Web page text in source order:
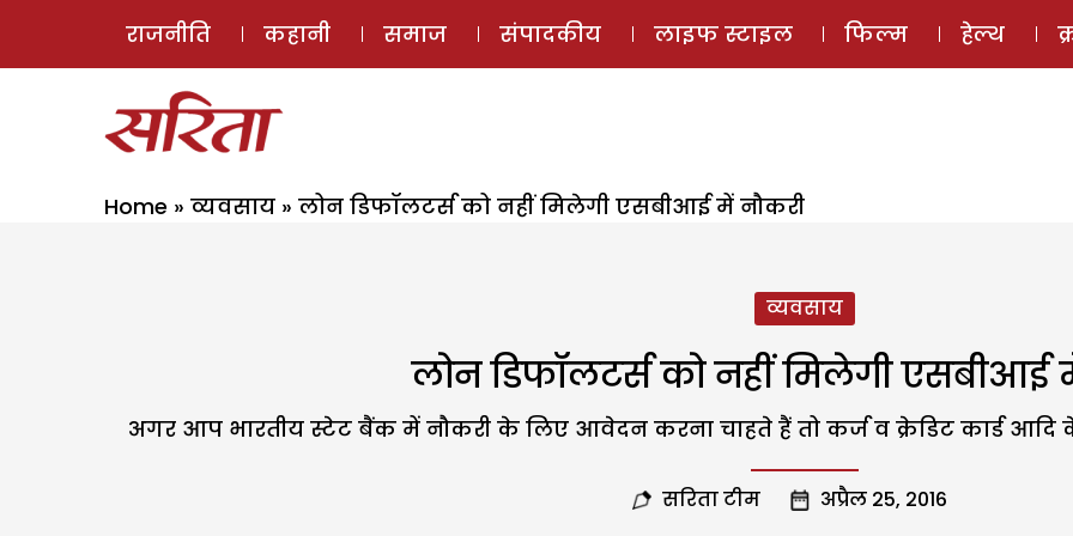
ई-मैगज़ीन
राजनीति कहानी समाज संपादकीय लाइफ स्टाइल फिल्म हेल्थ
Home » व्यवसाय » लोन डिफॉलटर्स को नहीं मिलेगी एसबीआई में नौकरी
व्यवसाय
लोन डिफॉलटर्स को नहीं मिलेगी एसबीआई
अगर आप भारतीय स्टेट बैंक में नौकरी के लिए आवेदन करना चाहते हैं तो कर्ज व क्रेडिट कार्ड
सरिता टीम अप्रैल 25, 2016